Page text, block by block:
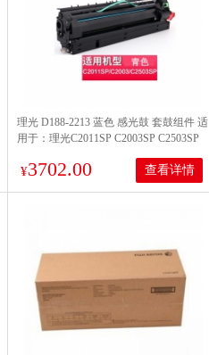
理光 D188-2213 蓝色 感光鼓 套鼓组件 适
用于：理光C2011SP C2003SP C2503SP
¥3702.00 查看详情